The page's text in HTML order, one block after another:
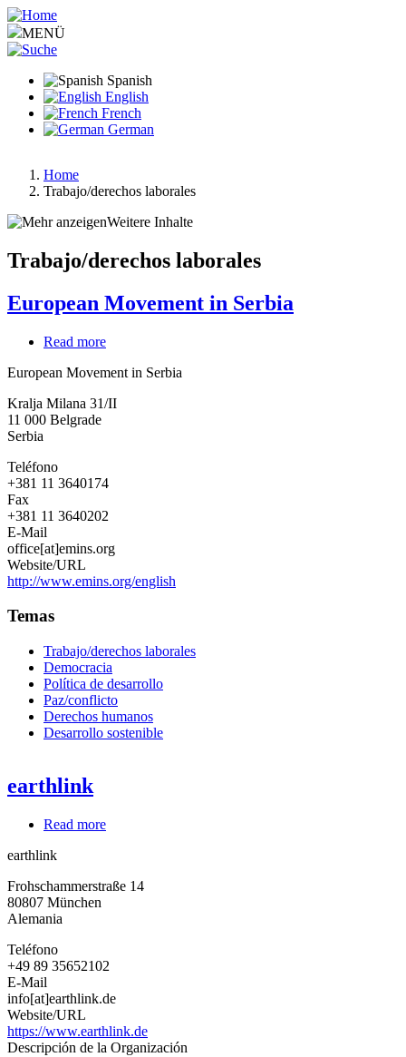
Pasar
al
contenido
MENÜ
Spanish
English
French
German
Ruta
de
Home
Trabajo/derechos laborales
Weitere Inhalte
Trabajo/derechos laborales
European Movement in Serbia
Read more
Movement
Serbia
European Movement in Serbia
Kralja Milana 31/II
11 000 Belgrade
Serbia
Teléfono
+381 11 3640174
Fax
+381 11 3640202
E-Mail
office[at]emins.org
Website/URL
http://www.emins.org/english
Temas
Trabajo/derechos laborales
Democracia
Política de desarrollo
Paz/conflicto
Derechos humanos
Desarrollo sostenible
earthlink
Read more
earthlink
Frohschammerstraße 14
80807 München
Alemania
Teléfono
+49 89 35652102
E-Mail
info[at]earthlink.de
Website/URL
https://www.earthlink.de
Descripción de la Organización